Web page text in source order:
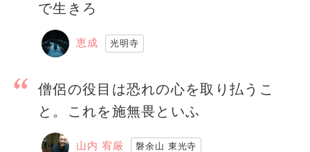
で生きろ
恵成 光明寺
僧侶の役目は恐れの心を取り払うこ
と。これを施無畏といふ
山内 宥厳 磐余山 東光寺